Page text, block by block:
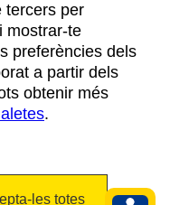
tercers per
mostrar-te
preferències dels
a partir dels
obtenir més
.
les totes